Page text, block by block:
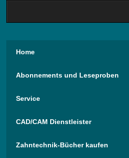
Home
Abonnements und Leseproben
Service
CAD/CAM Dienstleister
Zahntechnik-Bücher kaufen